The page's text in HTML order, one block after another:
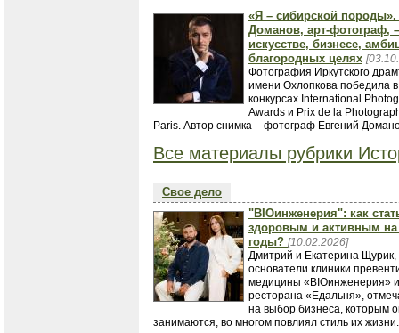
«Я – сибирской породы».
Доманов, арт-фотограф,
искусстве, бизнесе,
благородных целях
Фотография Иркутского
имени Охлопкова победила в
конкурсах International
Awards и Prix de la
Paris. Автор снимка – фотограф Евгений
Все материалы рубрики
Свое дело
"BIOинженерия": как
здоровым и активным на
годы? [10.02.2026]
Дмитрий и Екатерина Щурик,
основатели клиники
медицины «BIOинженерия» и
ресторана «Едальня»,
на выбор бизнеса, которым
занимаются, во многом повлиял стиль их жизни.